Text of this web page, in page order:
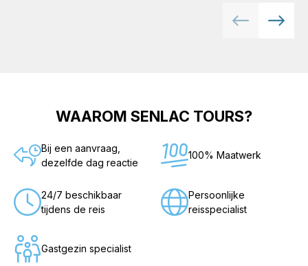
WAAROM SENLAC TOURS?
Bij een aanvraag,
dezelfde dag reactie
100% Maatwerk
24/7 beschikbaar
tijdens de reis
Persoonlijke
reisspecialist
Gastgezin specialist